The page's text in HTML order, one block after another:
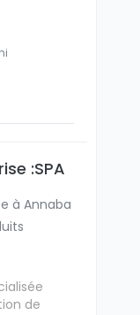
:SPA
à Annaba
de